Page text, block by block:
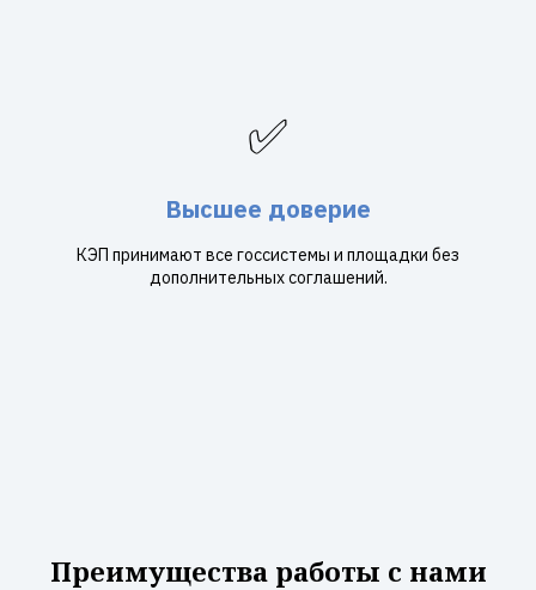
✅
Высшее доверие
КЭП принимают все госсистемы и площадки без
дополнительных соглашений.
Преимущества работы с нами